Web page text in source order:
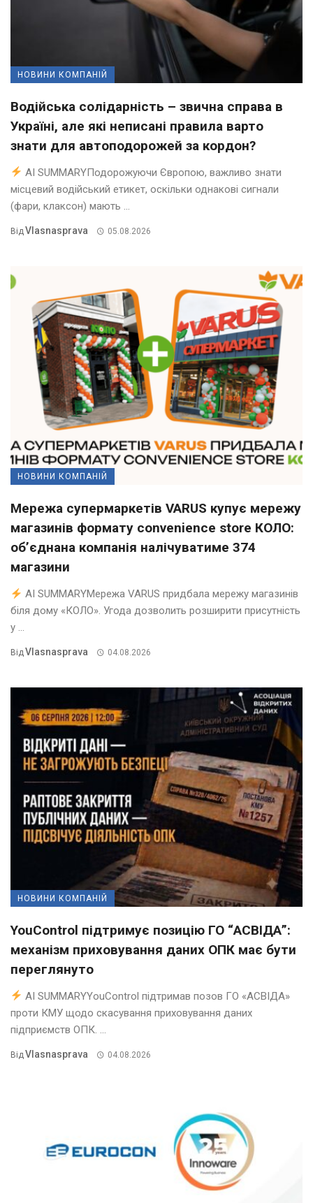
НОВИНИ КОМПАНІЙ
Водійська солідарність – звична справа в
Україні, але які неписані правила варто
знати для автоподорожей за кордон?
AI SUMMARYПодорожуючи Європою, важливо знати
місцевий водійський етикет, оскільки однакові сигнали
(фари, клаксон) мають ...
ВідVlasnasprava 05.08.2026
НОВИНИ КОМПАНІЙ
Мережа супермаркетів VARUS купує мережу
магазинів формату convenience store КОЛО:
об’єднана компанія налічуватиме 374
магазини
AI SUMMARYМережа VARUS придбала мережу магазинів
біля дому «КОЛО». Угода дозволить розширити присутність
у ...
ВідVlasnasprava 04.08.2026
НОВИНИ КОМПАНІЙ
YouControl підтримує позицію ГО “АСВІДА”:
механізм приховування даних ОПК має бути
переглянуто
AI SUMMARYYouControl підтримав позов ГО «АСВІДА»
проти КМУ щодо скасування приховування даних
підприємств ОПК. ...
ВідVlasnasprava 04.08.2026